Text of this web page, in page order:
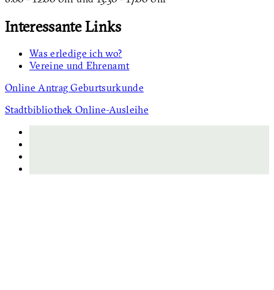
Interessante Links
Was erledige ich wo?
Vereine und Ehrenamt
Online Antrag Geburtsurkunde
Stadtbibliothek Online-Ausleihe